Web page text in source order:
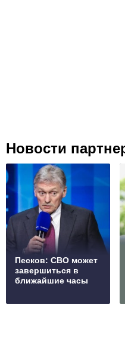
Новости
Песков: СВО может
завершиться в
ближайшие часы